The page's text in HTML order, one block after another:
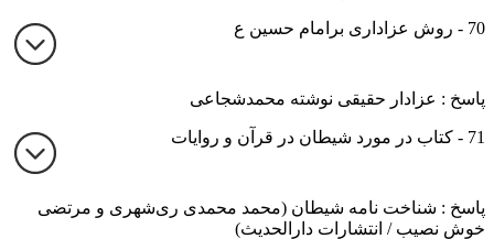
70 - روش عزاداری برامام حسین ع
پاسخ : عزادار حقیقی نوشته محمدشجاعی
71 - کتاب در مورد شیطان در قرآن و روایات
پاسخ : شناخت نامه شیطان (محمد محمدی ری‌شهری و مرتضی
خوش نصیب / انتشارات دارالحدیث)